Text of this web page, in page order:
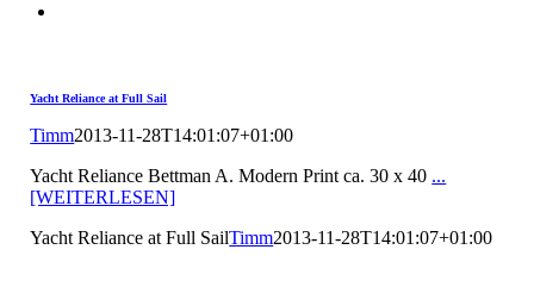
Yacht Reliance at Full Sail
Timm2013-11-28T14:01:07+01:00
Yacht Reliance Bettman A. Modern Print ca. 30 x 40 ...
[WEITERLESEN]
Yacht Reliance at Full SailTimm2013-11-28T14:01:07+01:00